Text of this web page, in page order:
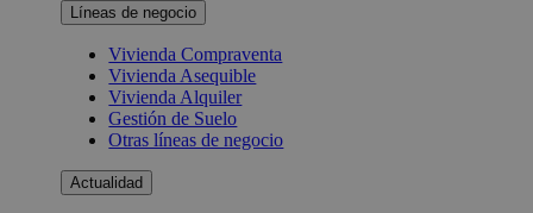
Líneas de negocio
Vivienda Compraventa
Vivienda Asequible
Vivienda Alquiler
Gestión de Suelo
Otras líneas de negocio
Actualidad